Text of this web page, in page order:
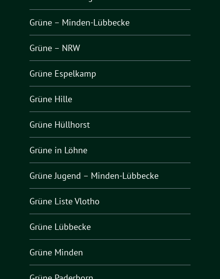
Grüne – Minden-Lübbecke
Grüne – NRW
Grüne Espelkamp
Grüne Hille
Grüne Hüllhorst
Grüne in Löhne
Grüne Jugend – Minden-Lübbecke
Grüne Liste Vlotho
Grüne Lübbecke
Grüne Minden